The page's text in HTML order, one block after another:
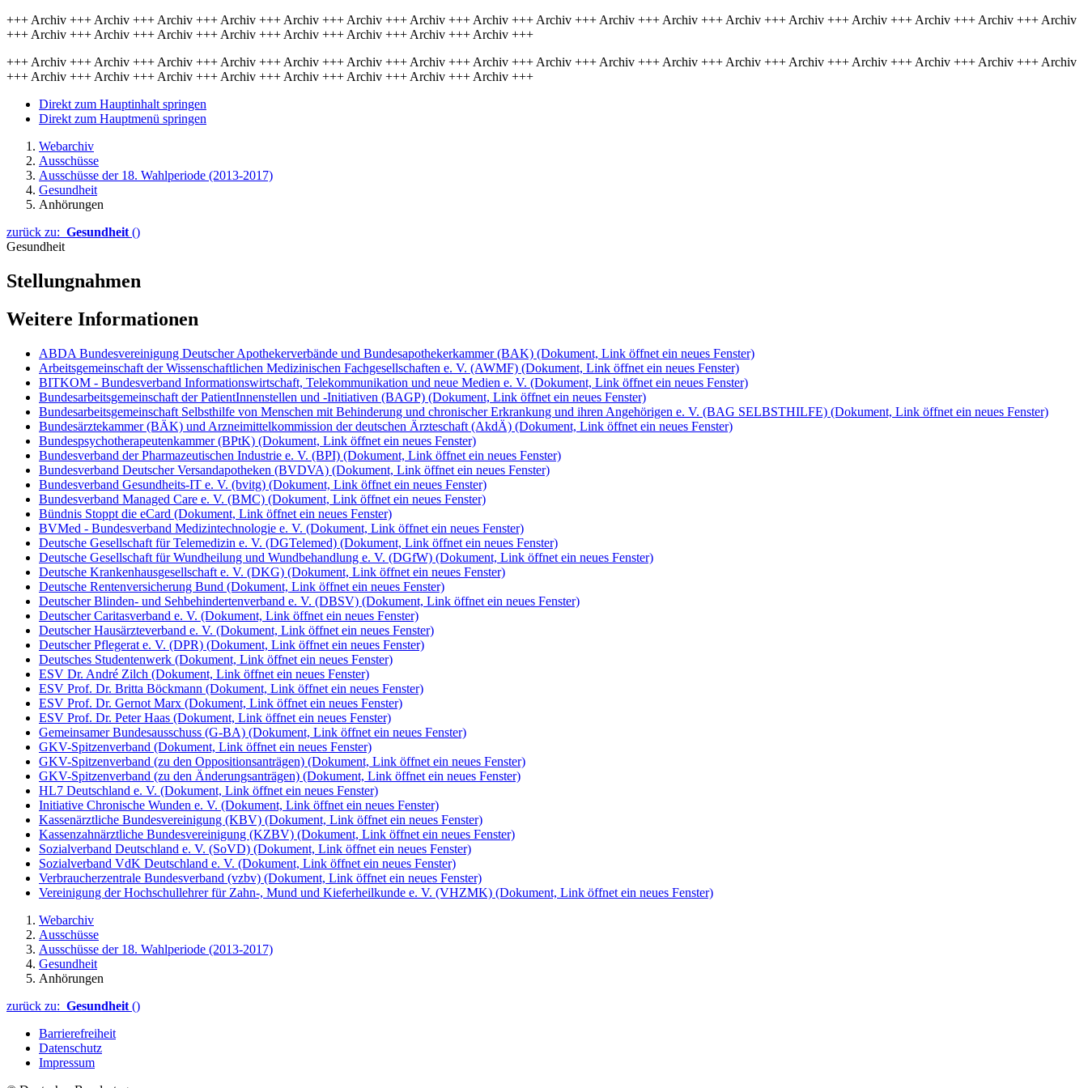
+++ Archiv +++ Archiv +++ Archiv +++ Archiv +++ Archiv +++ Archiv +++ Archiv +++ Archiv +++ Archiv +++ Archiv +++ Archiv +++ Archiv +++ Archiv +++ Archiv +++ Archiv +++ Archiv +++ Archiv
+++ Archiv +++ Archiv +++ Archiv +++ Archiv +++ Archiv +++ Archiv +++ Archiv +++ Archiv +++
+++ Archiv +++ Archiv +++ Archiv +++ Archiv +++ Archiv +++ Archiv +++ Archiv +++ Archiv +++ Archiv +++ Archiv +++ Archiv +++ Archiv +++ Archiv +++ Archiv +++ Archiv +++ Archiv +++ Archiv
+++ Archiv +++ Archiv +++ Archiv +++ Archiv +++ Archiv +++ Archiv +++ Archiv +++ Archiv +++
Direkt zum Hauptinhalt springen
Direkt zum Hauptmenü springen
Webarchiv
Ausschüsse
Ausschüsse der 18. Wahlperiode (2013-2017)
Gesundheit
Anhörungen
zurück zu: Gesundheit ()
Gesundheit
Stellungnahmen
Weitere Informationen
ABDA Bundesvereinigung Deutscher Apothekerverbände und Bundesapothekerkammer (BAK) (Dokument, Link öffnet ein neues Fenster)
Arbeitsgemeinschaft der Wissenschaftlichen Medizinischen Fachgesellschaften e. V. (AWMF) (Dokument, Link öffnet ein neues Fenster)
BITKOM - Bundesverband Informationswirtschaft, Telekommunikation und neue Medien e. V. (Dokument, Link öffnet ein neues Fenster)
Bundesarbeitsgemeinschaft der PatientInnenstellen und -Initiativen (BAGP) (Dokument, Link öffnet ein neues Fenster)
Bundesarbeitsgemeinschaft Selbsthilfe von Menschen mit Behinderung und chronischer Erkrankung und ihren Angehörigen e. V. (BAG SELBSTHILFE) (Dokument, Link öffnet ein neues Fenster)
Bundesärztekammer (BÄK) und Arzneimittelkommission der deutschen Ärzteschaft (AkdÄ) (Dokument, Link öffnet ein neues Fenster)
Bundespsychotherapeutenkammer (BPtK) (Dokument, Link öffnet ein neues Fenster)
Bundesverband der Pharmazeutischen Industrie e. V. (BPI) (Dokument, Link öffnet ein neues Fenster)
Bundesverband Deutscher Versandapotheken (BVDVA) (Dokument, Link öffnet ein neues Fenster)
Bundesverband Gesundheits-IT e. V. (bvitg) (Dokument, Link öffnet ein neues Fenster)
Bundesverband Managed Care e. V. (BMC) (Dokument, Link öffnet ein neues Fenster)
Bündnis Stoppt die eCard (Dokument, Link öffnet ein neues Fenster)
BVMed - Bundesverband Medizintechnologie e. V. (Dokument, Link öffnet ein neues Fenster)
Deutsche Gesellschaft für Telemedizin e. V. (DGTelemed) (Dokument, Link öffnet ein neues Fenster)
Deutsche Gesellschaft für Wundheilung und Wundbehandlung e. V. (DGfW) (Dokument, Link öffnet ein neues Fenster)
Deutsche Krankenhausgesellschaft e. V. (DKG) (Dokument, Link öffnet ein neues Fenster)
Deutsche Rentenversicherung Bund (Dokument, Link öffnet ein neues Fenster)
Deutscher Blinden- und Sehbehindertenverband e. V. (DBSV) (Dokument, Link öffnet ein neues Fenster)
Deutscher Caritasverband e. V. (Dokument, Link öffnet ein neues Fenster)
Deutscher Hausärzteverband e. V. (Dokument, Link öffnet ein neues Fenster)
Deutscher Pflegerat e. V. (DPR) (Dokument, Link öffnet ein neues Fenster)
Deutsches Studentenwerk (Dokument, Link öffnet ein neues Fenster)
ESV Dr. André Zilch (Dokument, Link öffnet ein neues Fenster)
ESV Prof. Dr. Britta Böckmann (Dokument, Link öffnet ein neues Fenster)
ESV Prof. Dr. Gernot Marx (Dokument, Link öffnet ein neues Fenster)
ESV Prof. Dr. Peter Haas (Dokument, Link öffnet ein neues Fenster)
Gemeinsamer Bundesausschuss (G-BA) (Dokument, Link öffnet ein neues Fenster)
GKV-Spitzenverband (Dokument, Link öffnet ein neues Fenster)
GKV-Spitzenverband (zu den Oppositionsanträgen) (Dokument, Link öffnet ein neues Fenster)
GKV-Spitzenverband (zu den Änderungsanträgen) (Dokument, Link öffnet ein neues Fenster)
HL7 Deutschland e. V. (Dokument, Link öffnet ein neues Fenster)
Initiative Chronische Wunden e. V. (Dokument, Link öffnet ein neues Fenster)
Kassenärztliche Bundesvereinigung (KBV) (Dokument, Link öffnet ein neues Fenster)
Kassenzahnärztliche Bundesvereinigung (KZBV) (Dokument, Link öffnet ein neues Fenster)
Sozialverband Deutschland e. V. (SoVD) (Dokument, Link öffnet ein neues Fenster)
Sozialverband VdK Deutschland e. V. (Dokument, Link öffnet ein neues Fenster)
Verbraucherzentrale Bundesverband (vzbv) (Dokument, Link öffnet ein neues Fenster)
Vereinigung der Hochschullehrer für Zahn-, Mund und Kieferheilkunde e. V. (VHZMK) (Dokument, Link öffnet ein neues Fenster)
Webarchiv
Ausschüsse
Ausschüsse der 18. Wahlperiode (2013-2017)
Gesundheit
Anhörungen
zurück zu: Gesundheit ()
Barrierefreiheit
Datenschutz
Impressum